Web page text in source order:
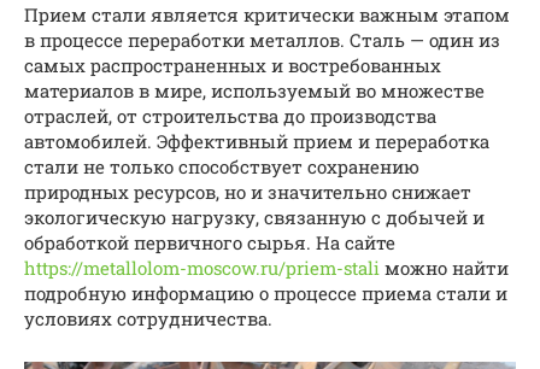
Прием стали является критически важным этапом
в процессе переработки металлов. Сталь — один из
самых распространенных и востребованных
материалов в мире, используемый во множестве
отраслей, от строительства до производства
автомобилей. Эффективный прием и переработка
стали не только способствует сохранению
природных ресурсов, но и значительно снижает
экологическую нагрузку, связанную с добычей и
обработкой первичного сырья. На сайте
https://metallolom-moscow.ru/priem-stali можно найти
подробную информацию о процессе приема стали и
условиях сотрудничества.